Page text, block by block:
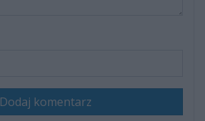
Dodaj komentarz